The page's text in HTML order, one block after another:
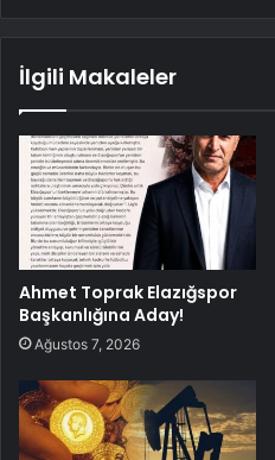
İlgili Makaleler
Ahmet Toprak Elazığspor
Başkanlığına Aday!
Ağustos 7, 2026